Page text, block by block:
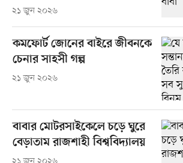
২১ জুন ২০২৬
কমফোর্ট জোনের বাইরে জীবনকে
চেনার সাহসী গল্প
২১ জুন ২০২৬
বাবার মোটরসাইকেলে চড়ে ঘুরে
বেড়াতাম রাজশাহী বিশ্ববিদ্যালয়